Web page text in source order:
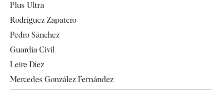
Televisión
Plus Ultra
Rodríguez Zapatero
Pedro Sánchez
Guardia Civil
Leire Díez
Mercedes González Fernández